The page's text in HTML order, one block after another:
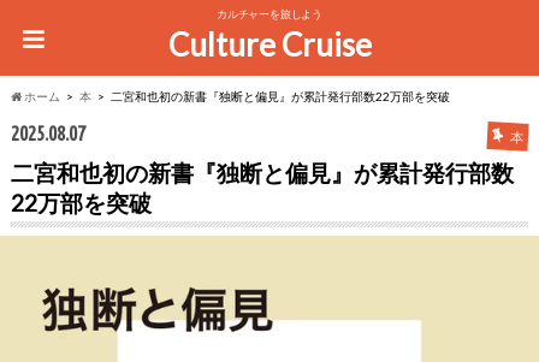
カルチャーを旅しよう
Culture Cruise
ホーム 本 二宮和也初の新書『独断と偏見』が累計発行部数22万部を突破
2025.08.07 本
二宮和也初の新書『独断と偏見』が累計発行部数
22万部を突破